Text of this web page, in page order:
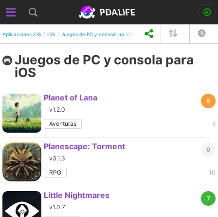
Aplicaciones iOS iOS Juegos de PC y consola на iOS Por fecha de añadido
Juegos de PC y consola para
iOS
6
Planet of Lana
v1.2.0
Aventuras
6
0
Planescape: Torment
v3.1.3
RPG
10
7
Little Nightmares
v1.0.7